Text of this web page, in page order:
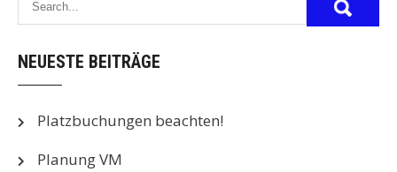
NEUESTE BEITRÄGE
Platzbuchungen beachten!
Planung VM